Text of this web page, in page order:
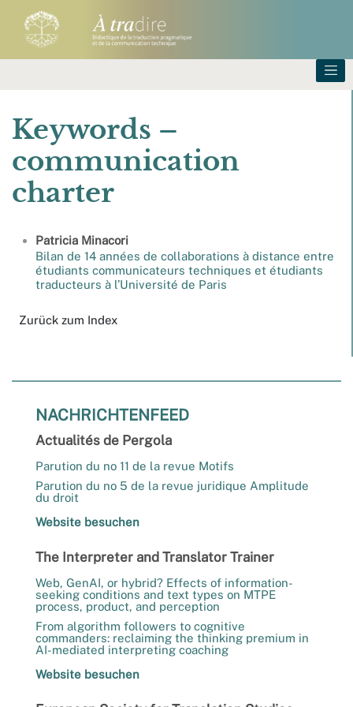
Keywords –
communication
charter
Patricia Minacori
Bilan de 14 années de collaborations à distance entre
étudiants communicateurs techniques et étudiants
traducteurs à l’Université de Paris
Zurück zum Index
NACHRICHTENFEED
Actualités de Pergola
Parution du no 11 de la revue Motifs
Parution du no 5 de la revue juridique Amplitude
du droit
Website besuchen
The Interpreter and Translator Trainer
Web, GenAI, or hybrid? Effects of information-
seeking conditions and text types on MTPE
process, product, and perception
From algorithm followers to cognitive
commanders: reclaiming the thinking premium in
AI-mediated interpreting coaching
Website besuchen